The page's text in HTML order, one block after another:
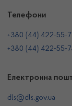
Телефони
+380 (44) 422-55-
+380 (44) 422-55-
Електронна
dls@dls.gov.ua